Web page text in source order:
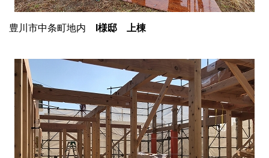
豊川市中条町地内 I様邸 上棟